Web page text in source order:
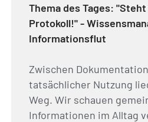
Thema des Tages:
Protokoll!" -
Informationsflut
Zwischen
tatsächlicher Nutzung
Weg. Wir schauen
Informationen im Alltag